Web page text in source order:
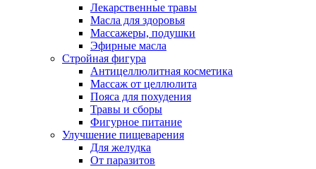
Лекарственные травы
Масла для здоровья
Массажеры, подушки
Эфирные масла
Стройная фигура
Антицеллюлитная косметика
Массаж от целлюлита
Пояса для похудения
Травы и сборы
Фигурное питание
Улучшение пищеварения
Для желудка
От паразитов